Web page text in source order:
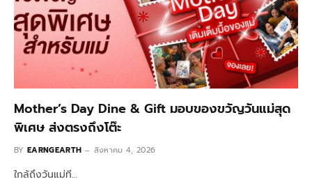
Mother’s Day Dine & Gift มอบของขวัญวันแม่สุด
พิเศษ ส่งตรงถึงโต๊ะ
BY EARNGEARTH สิงหาคม 4, 2026
ใกล้ถึงวันแม่ที…